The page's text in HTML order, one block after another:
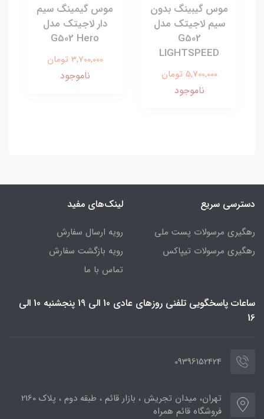
موس گیبینگ بدون
سیم لاجیتک مدل
G502
LIGHTSPEED
5,700,000 تومان
ناموجود
موس گیمینگ سیم
دار لاجیتک مدل
G502 Hero
3,700,000 تومان
ناموجود
دسترسی سریع
رهگیری مرسولات پست ملی
رهگیری مرسولات تیپاکس
لینک‌های مفید
رویه ارسال سفارش
رویه بازگشت سفارش
تماس با ما
ساعات پاسخگویی تلفنی روزهای عادی 10 الی 19 پنجشنبه 10 الی
16
09396152424
تهران، میدان تجریش ، بازار قائم ، طبقه دوم ، پلاک 2160
فروشگاه قائم همراه